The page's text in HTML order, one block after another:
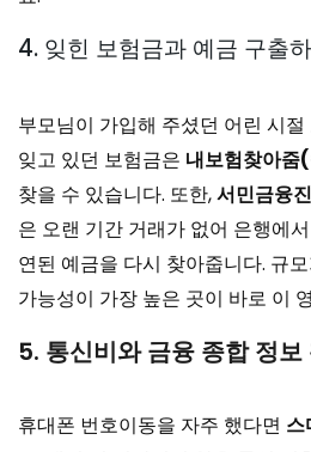
4. 잊힌 보험금과 예금 구출
부모님이 가입해 주셨던 어린 시
잊고 있던 보험금은 내보험찾아줌
찾을 수 있습니다. 또한,서민금융
은 오랜 기간 거래가 없어 은행에
연된 예금을 다시 찾아줍니다. 규
가능성이 가장 높은 곳이 바로 이
5. 통신비와 금융 종합 정보
휴대폰 번호이동을 자주 했다면 스